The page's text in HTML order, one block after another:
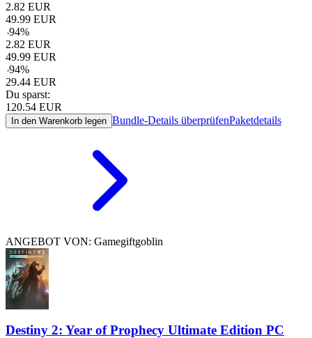
2.82 EUR
49.99 EUR
-94%
2.82 EUR
49.99 EUR
-94%
29.44 EUR
Du sparst:
120.54 EUR
In den Warenkorb legen Bundle-Details überprüfenPaketdetails
ANGEBOT VON: Gamegiftgoblin
Destiny 2: Year of Prophecy Ultimate Edition PC